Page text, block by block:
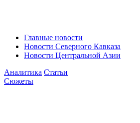
Главные новости
Новости Северного Кавказа
Новости Центральной Азии
Аналитика Статьи
Сюжеты